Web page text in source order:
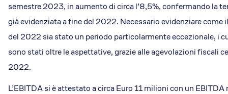
semestre 2023, in aumento di circa l’8,5%, confermando la
già evidenziata a fine del 2022. Necessario evidenziare come
del 2022 sia stato un periodo particolarmente eccezionale, i
sono stati oltre le aspettative, grazie alle agevolazioni fiscali
2022.
L’EBITDA si è attestato a circa Euro 11 milioni con un EBITDA